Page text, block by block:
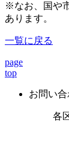
※なお、国や
あります。
一覧に戻る
page
top
お問い
各